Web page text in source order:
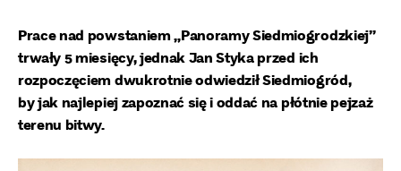
Prace nad powstaniem „Panoramy Siedmiogrodzkiej”
trwały 5 miesięcy, jednak Jan Styka przed ich
rozpoczęciem dwukrotnie odwiedził Siedmiogród,
by jak najlepiej zapoznać się i oddać na płótnie pejzaż
terenu bitwy.